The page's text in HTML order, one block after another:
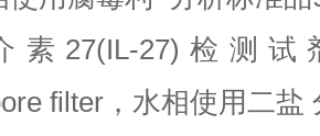
素 27(IL-27)检测
filter，水相使用二盐